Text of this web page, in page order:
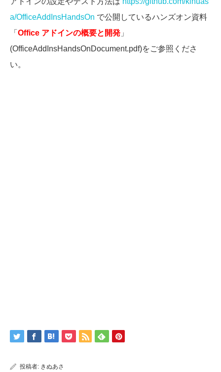
a/OfficeAddInsHandsOn で公開しているハンズオン資料
「 Office アドインの概要と開発 」
(OfficeAddInsHandsOnDocument.pdf)をご参照くださ
い。
投稿者: きぬあさ